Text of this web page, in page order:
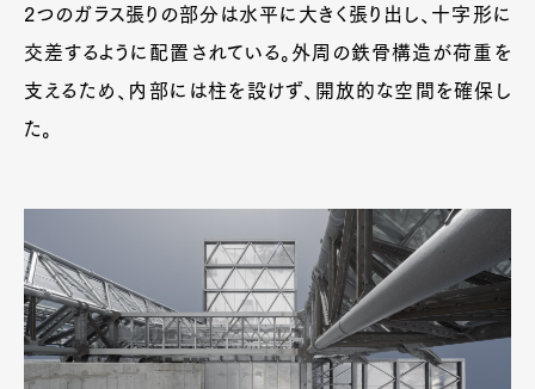
ProductCultureLifestyle
Pen Meet
Pen international Pen tw
2つのガラス張りの部分は水平に大きく張り出し、十字形に
交差するように配置されている。外周の鉄骨構造が荷重を
支えるため、内部には柱を設けず、開放的な空間を確保し
た。